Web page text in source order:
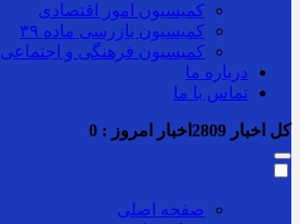
کمیسیون امور اقتصادی
کمیسیون بازرسی ماده ۳۹
کمیسیون فرهنگی و اجتماعی
درباره ما
تماس با ما
کل اخبار اخبار امروز : 0
صفحه اصلی